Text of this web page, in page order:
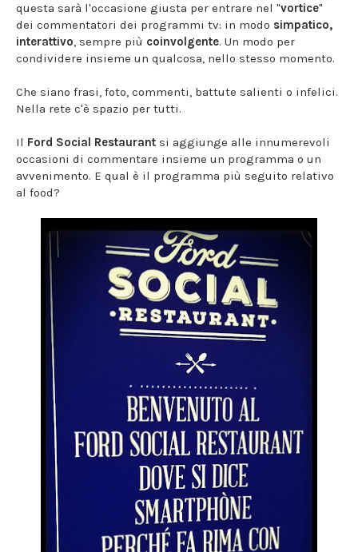
questa sarà l'occasione giusta per entrare nel "vortice"
dei commentatori dei programmi tv: in modo simpatico,
interattivo, sempre più coinvolgente. Un modo per
condividere insieme un qualcosa, nello stesso momento.
Che siano frasi, foto, commenti, battute salienti o infelici.
Nella rete c'è spazio per tutti.
Il Ford Social Restaurant si aggiunge alle innumerevoli
occasioni di commentare insieme un programma o un
avvenimento. E qual è il programma più seguito relativo
al food?